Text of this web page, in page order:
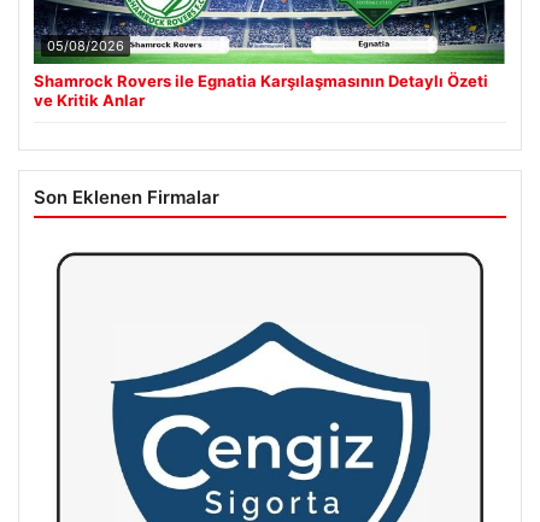
05/08/2026
Shamrock Rovers ile Egnatia Karşılaşmasının Detaylı Özeti
ve Kritik Anlar
Son Eklenen Firmalar